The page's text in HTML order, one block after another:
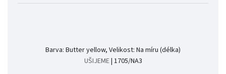
Barva: Butter yellow, Velikost: Na míru (délka)
UŠIJEME| 1705/NA3